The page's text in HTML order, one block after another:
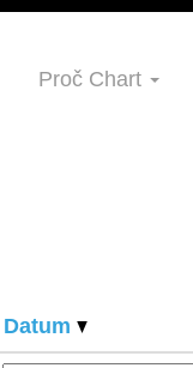
Proč Chart
Datum